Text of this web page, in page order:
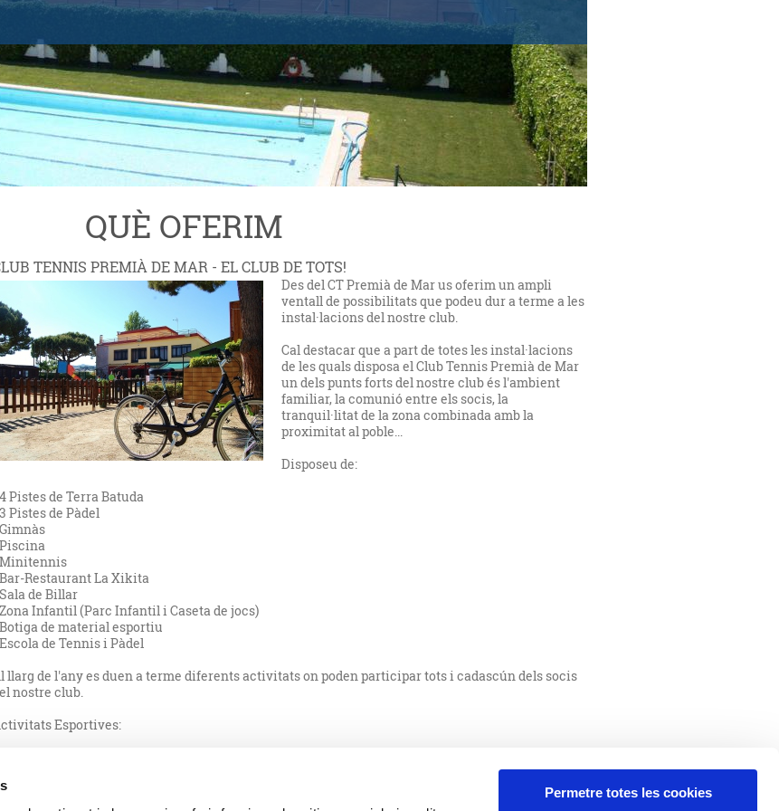
Permetre totes les cookies
QUÈ OFERIM
TENNIS PREMIÀ DE MAR - EL CLUB DE TOTS!
Des del CT Premià de Mar us oferim un ampli
ventall de possibilitats que podeu dur a terme a les
instal·lacions del nostre club.
Cal destacar que a part de totes les instal·lacions
de les quals disposa el Club Tennis Premià de Mar
un dels punts forts del nostre club és l'ambient
familiar, la comunió entre els socis, la
tranquil·litat de la zona combinada amb la
proximitat al poble...
Disposeu de:
Pistes de Terra Batuda
Pistes de Pàdel
Restaurant La Xikita
de Billar
Infantil (Parc Infantil i Caseta de jocs)
de material esportiu
de Tennis i Pàdel
llarg de l'any es duen a terme diferents activitats on poden participar tots i cadascún dels socis
nostre club.
Esportives:
Familiars
Equips